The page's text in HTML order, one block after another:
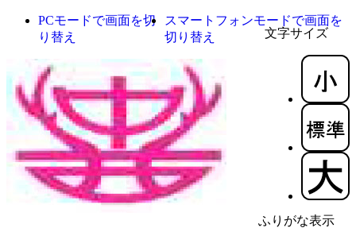
文字サイズ
ふりがな表示
PCモードで画面を切
り替え
スマートフォンモードで画面を
切り替え